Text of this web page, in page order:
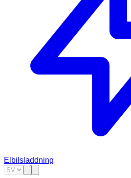
Elbilsladdning